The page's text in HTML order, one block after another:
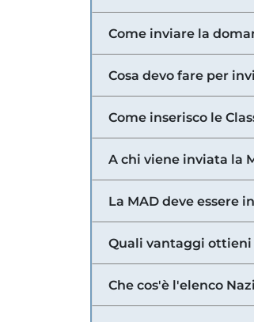
Come inviare la
Cosa devo fare per
Come inserisco le
A chi viene inviata la
La MAD deve essere
Quali vantaggi ottieni
Che cos'è l'elenco